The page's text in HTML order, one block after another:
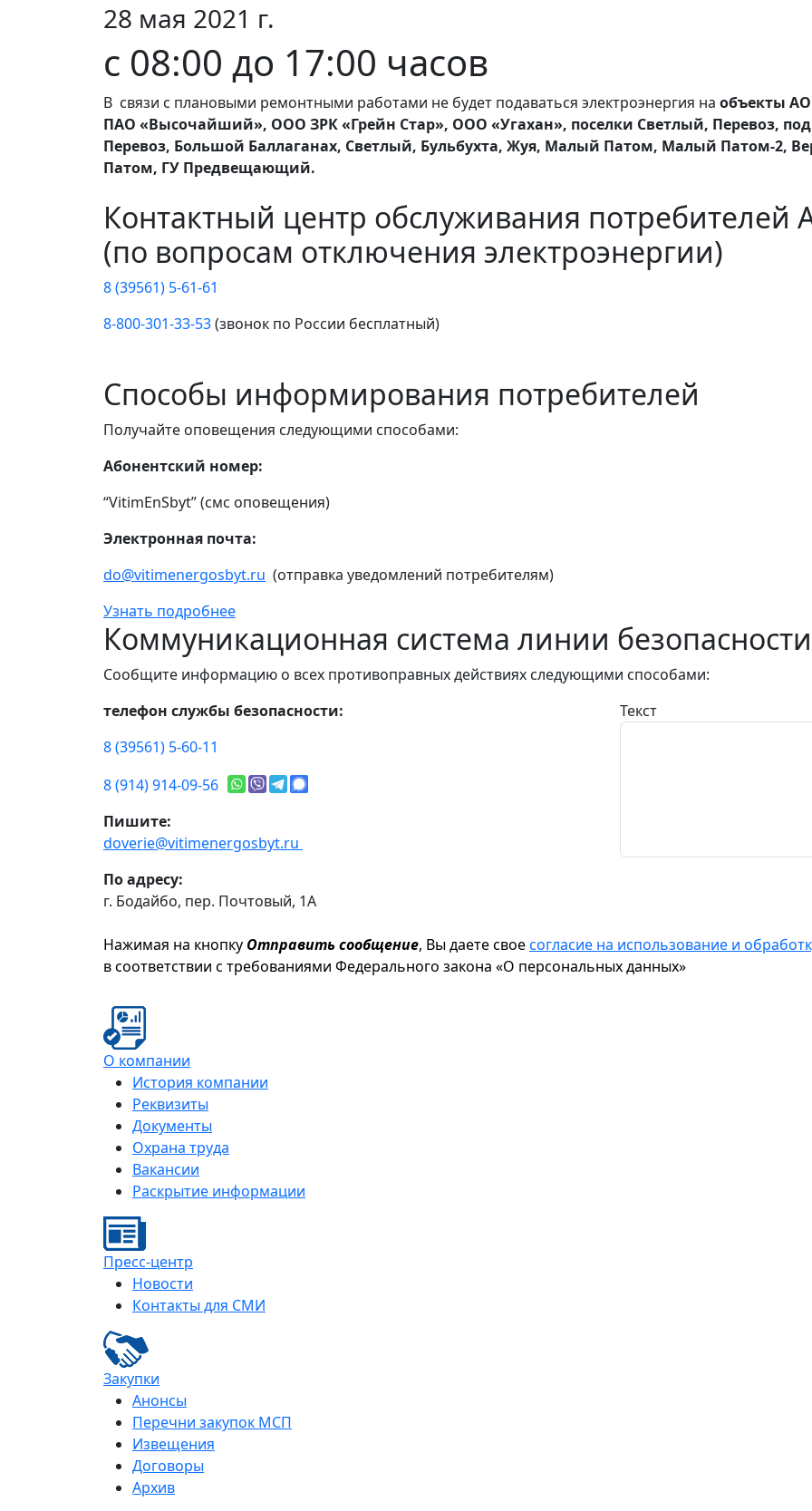
28 мая 2021 г.
с 08:00 до 17:00 часов
В связи с плановыми ремонтными работами не будет подаваться электроэнергия на объекты
ПАО «Высочайший», ООО ЗРК «Грейн Стар», ООО «Угахан», поселки Светлый, Перевоз,
Перевоз, Большой Баллаганах, Светлый, Бульбухта, Жуя, Малый Патом, Малый Патом-2,
Патом, ГУ Предвещающий.
Контактный центр обслуживания потребителей
(по вопросам отключения электроэнергии)
8 (39561) 5-61-61
8-800-301-33-53(звонок по России бесплатный)
Способы информирования потребителей
Получайте оповещения следующими способами:
Абонентский номер:
“VitimEnSbyt” (смс оповещения)
Электронная почта:
do@vitimenergosbyt.ru (отправка уведомлений потребителям)
Узнать подробнее
Коммуникационная система линии безопасности
Сообщите информацию о всех противоправных действиях следующими способами:
телефон службы безопасности:
8 (39561) 5-60-11
8 (914) 914-09-56
Пишите:
doverie@vitimenergosbyt.ru
По адресу:
г. Бодайбо, пер. Почтовый, 1А
Текст
Нажимая на кнопку Отправить сообщение, Вы даете своесогласие на использование и
в соответствии с требованиями Федерального закона «О персональных данных»
О компании
История компании
Реквизиты
Документы
Охрана труда
Вакансии
Раскрытие информации
Пресс-центр
Новости
Контакты для СМИ
Закупки
Анонсы
Перечни закупок МСП
Извещения
Договоры
Архив